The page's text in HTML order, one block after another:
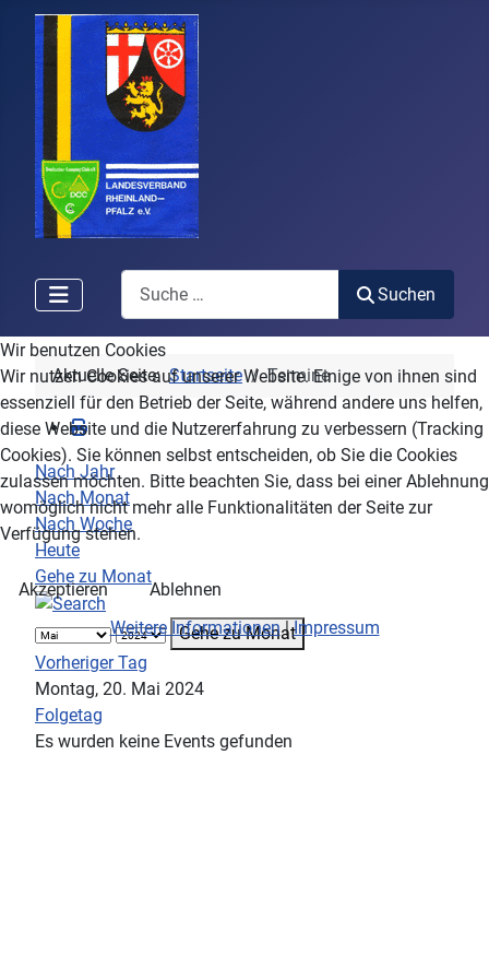
Search
Suchen
Aktuelle Seite:Startseite Termine
Nach Jahr
Nach Monat
Nach Woche
Heute
Gehe zu Monat
Gehe zu Monat
Vorheriger Tag
Montag, 20. Mai 2024
Folgetag
Es wurden keine Events gefunden
Wir benutzen Cookies
Wir nutzen Cookies auf unserer Website. Einige von ihnen sind
essenziell für den Betrieb der Seite, während andere uns helfen,
diese Website und die Nutzererfahrung zu verbessern (Tracking
Cookies). Sie können selbst entscheiden, ob Sie die Cookies
zulassen möchten. Bitte beachten Sie, dass bei einer Ablehnung
womöglich nicht mehr alle Funktionalitäten der Seite zur
Verfügung stehen.
Akzeptieren
Ablehnen
Weitere Informationen|Impressum